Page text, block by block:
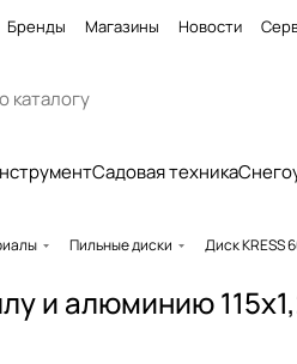
Бренды Магазины Новости
Садовая техника
Пильные диски Диск KRESS
и алюминию